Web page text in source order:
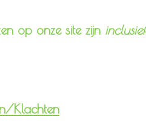
op onze site zijn inclusief
Klachten